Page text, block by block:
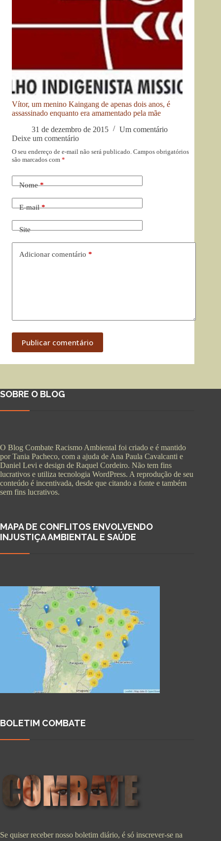
Vítor, um menino Kaingang de apenas dois anos, é
assassinado enquanto era amamentado pela mãe
31 de dezembro de 2015
Um comentário
Deixe um comentário
O seu endereço de e-mail não será publicado. Campos obrigatórios
são marcados com *
Nome*
E-mail*
Site
Adicionar comentário *
Publicar comentário
SOBRE O BLOG
O Blog Combate Racismo Ambiental foi criado e é mantido
por Tania Pacheco, com a ajuda de Ana Paula Cavalcanti e
Daniel Levi e design de Raquel Cordeiro. Não tem fins
lucrativos e utiliza tecnologia WordPress. A reprodução de seu
conteúdo é incentivada, desde que citando a fonte e também
sem fins lucrativos.
MAPA DE CONFLITOS ENVOLVENDO
INJUSTIÇA AMBIENTAL E SAÚDE
BOLETIM COMBATE
Se quiser receber nosso boletim diário, é só inscrever-se na